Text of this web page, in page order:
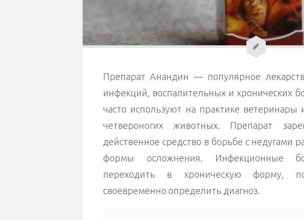
Препарат Анандин — популярное
инфекций, воспалительных и хронических
часто используют на практике
четвероногих животных. Препарат
действенное средство в борьбе с недугами
формы осложнения. Инфекционные
переходить в хроническую форму,
своевременно определить диагноз.